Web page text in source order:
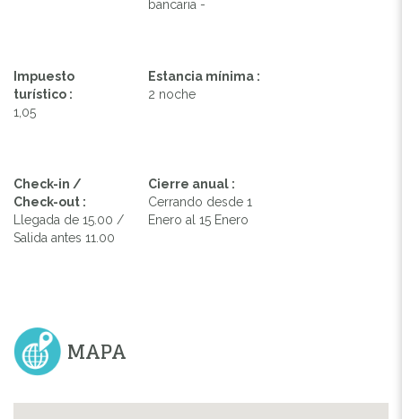
bancaria -
Impuesto
turístico :
1,05
Estancia mínima :
2 noche
Check-in /
Check-out :
Llegada de 15.00 /
Salida antes 11.00
Cierre anual :
Cerrando desde 1
Enero al 15 Enero
MAPA